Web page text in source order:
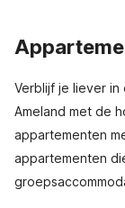
Verblijf je liever
Ameland met de
appartementen
appartementen